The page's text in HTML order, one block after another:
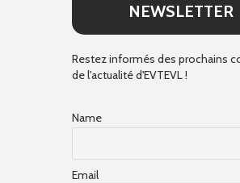
NEWSLETTER
Restez informés des prochains
de l'actualité d'EVTEVL !
Name
Email